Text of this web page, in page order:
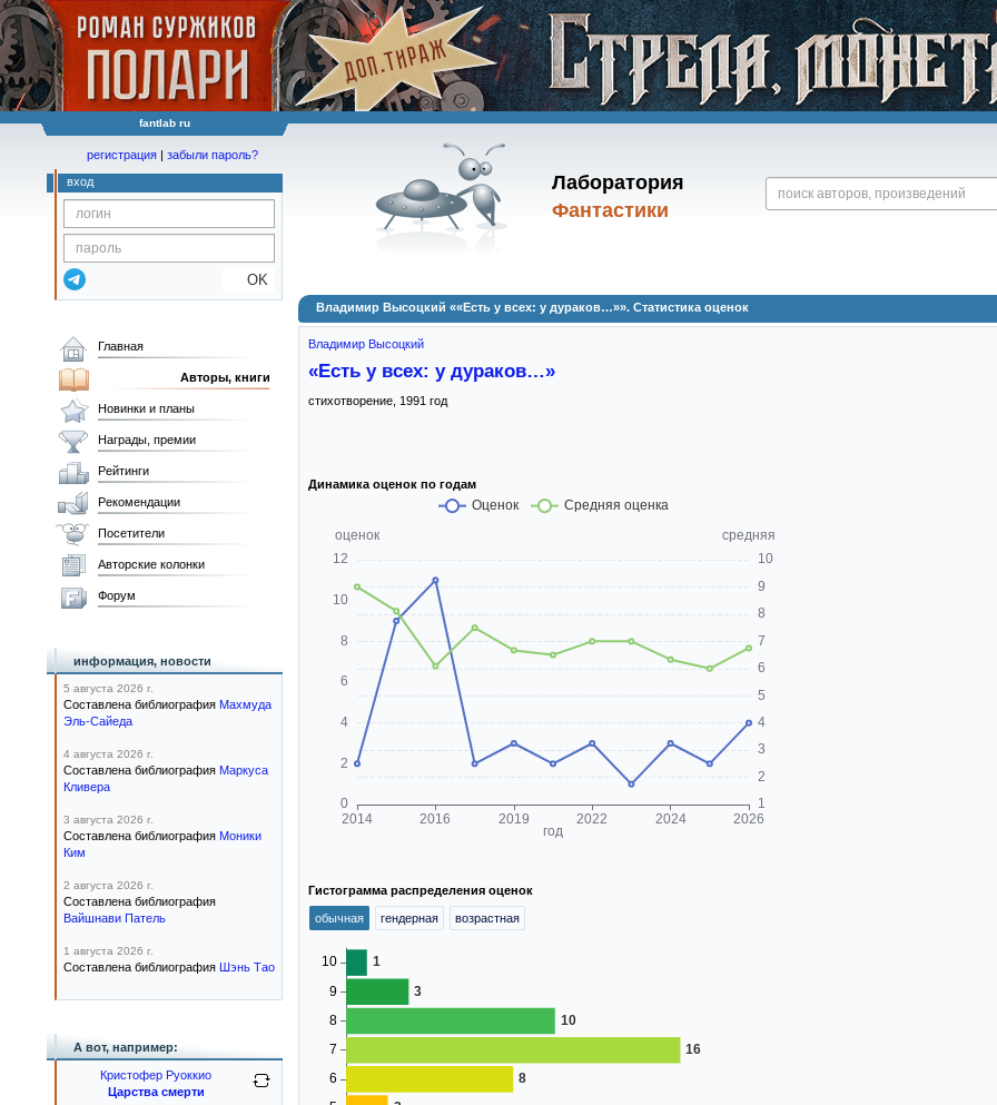
fantlab ru
Лаборатория
Фантастики
регистрация | забыли пароль?
вход
OK
Владимир Высоцкий ««Есть у всех: у дураков…»». Статистика оценок
Владимир Высоцкий
«Есть у всех: у дураков…»
стихотворение, 1991 год
Динамика оценок по годам
Гистограмма распределения оценок
обычная гендерная возрастная
Главная
Авторы, книги
Новинки и планы
Награды, премии
Рейтинги
Рекомендации
Посетители
Авторские колонки
Форум
информация, новости
5 августа 2026 г.
Составлена библиография Махмуда
Эль-Сайеда
4 августа 2026 г.
Составлена библиография Маркуса
Кливера
3 августа 2026 г.
Составлена библиография Моники
Ким
2 августа 2026 г.
Составлена библиография
Вайшнави Патель
1 августа 2026 г.
Составлена библиография Шэнь Тао
А вот, например:
Кристофер Руоккио
Царства смерти